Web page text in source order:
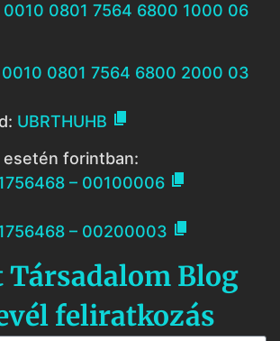
0010 0801 7564 6800 1000 06
0010 0801 7564 6800 2000 03
UBRTHUHB 
esetén forintban:
– 00100006 
– 00200003 
Társadalom Blog
feliratkozás